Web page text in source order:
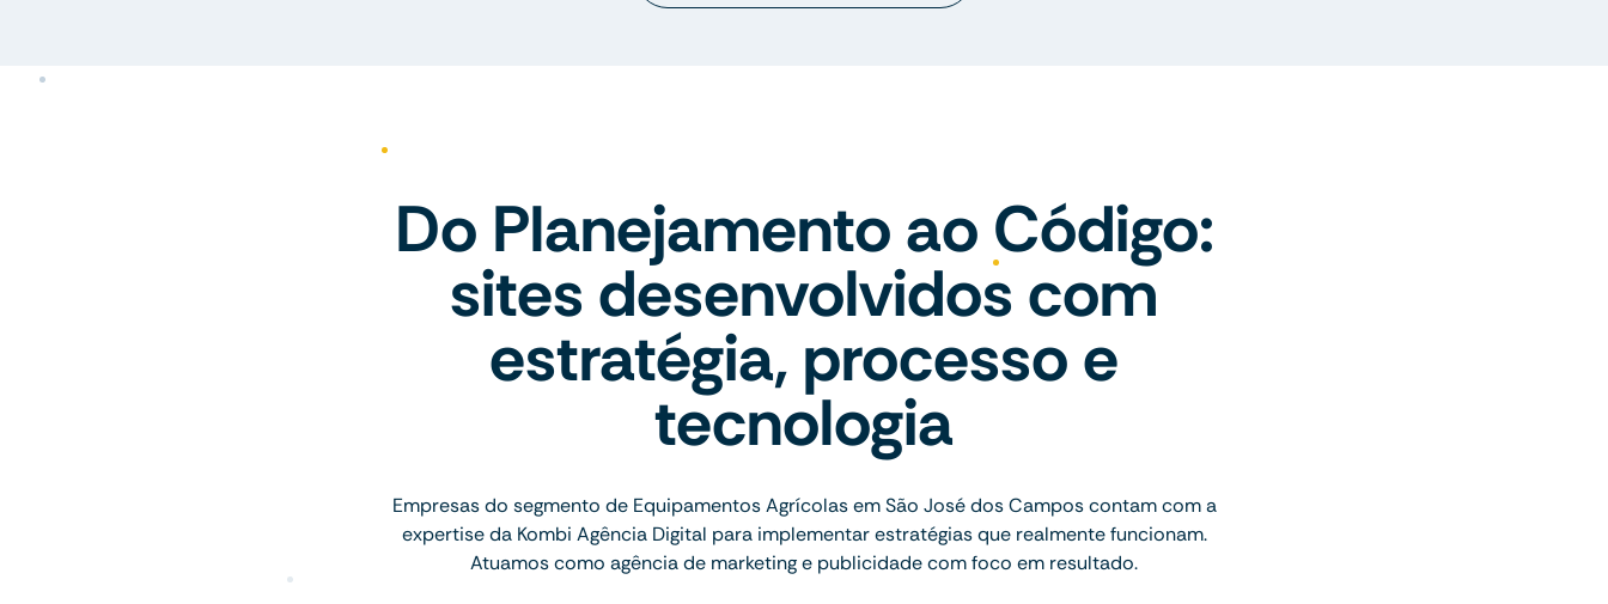
Do Planejamento ao Código:
sites desenvolvidos com
estratégia, processo e
tecnologia
Empresas do segmento de Equipamentos Agrícolas em São José dos Campos contam com a
expertise da Kombi Agência Digital para implementar estratégias que realmente funcionam.
Atuamos como agência de marketing e publicidade com foco em resultado.